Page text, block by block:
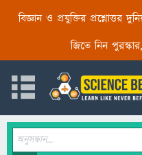
বিজ্ঞান ও প্রযুক্তির প্রশ্নোত্তর
জিতে নিন পুরস্কার,